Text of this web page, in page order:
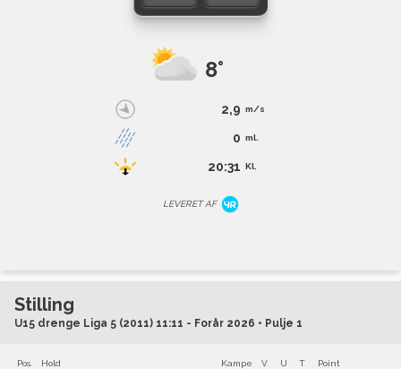
8°
2,9 m/s
0 ml.
20:31 Kl.
LEVERET AF
Stilling
U15 drenge Liga 5 (2011) 11:11 - Forår 2026 • Pulje 1
Pos. Hold Kampe V U T Point